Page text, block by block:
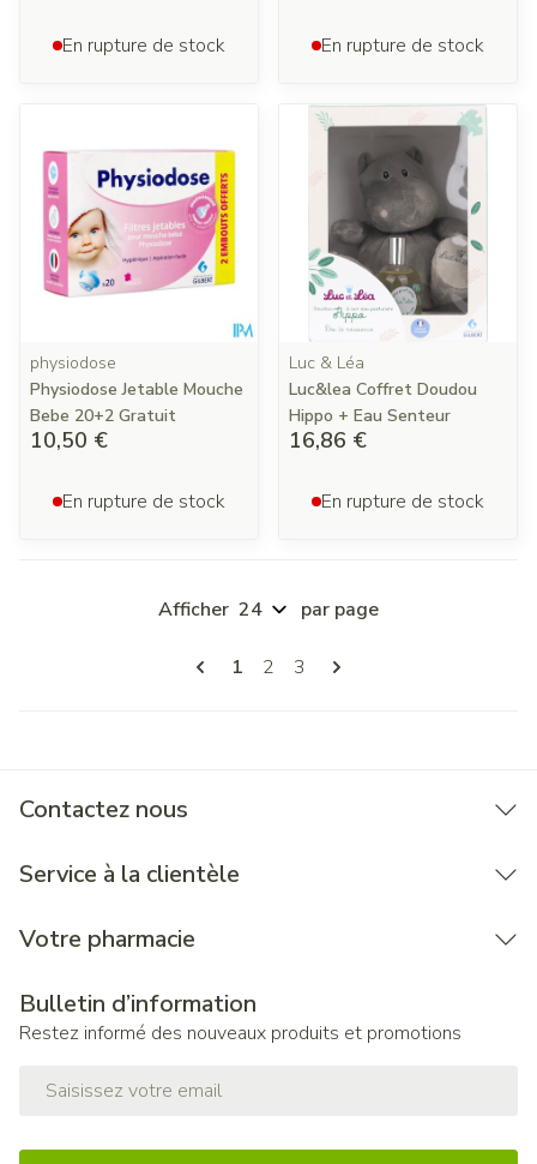
En rupture de stock En rupture de stock
physiodose
Physiodose Jetable Mouche
Bebe 20+2 Gratuit
10,50 €
En rupture de stock
Luc & Léa
Luc&lea Coffret Doudou
Hippo + Eau Senteur
16,86 €
En rupture de stock
Pages
Vous lisez actuellement la page
1 Page
2 Page
3
Afficher par page
Contactez nous
Service à la clientèle
Votre pharmacie
Bulletin d’information
Restez informé des nouveaux produits et promotions